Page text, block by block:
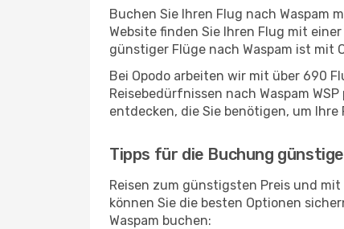
Buchen Sie Ihren Flug nach Waspam
Website finden Sie Ihren Flug mit
günstiger Flüge nach Waspam ist mit
Bei Opodo arbeiten wir mit über 690
Reisebedürfnissen nach Waspam
entdecken, die Sie benötigen, um
Tipps für die Buchung
Reisen zum günstigsten Preis und
können Sie die besten Optionen
Waspam buchen: